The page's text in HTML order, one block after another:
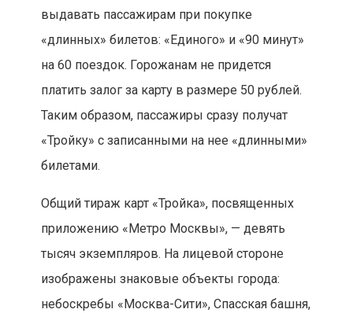
выдавать пассажирам при покупке
«длинных» билетов: «Единого» и «90 минут»
на 60 поездок. Горожанам не придется
платить залог за карту в размере 50 рублей.
Таким образом, пассажиры сразу получат
«Тройку» с записанными на нее «длинными»
билетами.
Общий тираж карт «Тройка», посвященных
приложению «Метро Москвы», — девять
тысяч экземпляров. На лицевой стороне
изображены знаковые объекты города:
небоскребы «Москва-Сити», Спасская башня,